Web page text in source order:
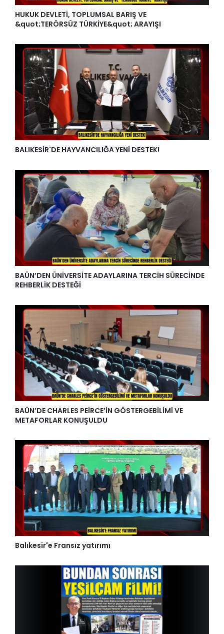
HUKUK DEVLETİ, TOPLUMSAL BARIŞ VE
&quot;TERÖRSÜZ TÜRKİYE&quot; ARAYIŞI
BALIKESİR'DE HAYVANCILIĞA YENİ DESTEK!
BAÜN’DEN ÜNİVERSİTE ADAYLARINA TERCİH SÜRECİNDE
REHBERLİK DESTEĞİ
BAÜN’DE CHARLES PEİRCE’İN GÖSTERGEBİLİMİ VE
METAFORLAR KONUŞULDU
Balıkesir'e Fransız yatırımı